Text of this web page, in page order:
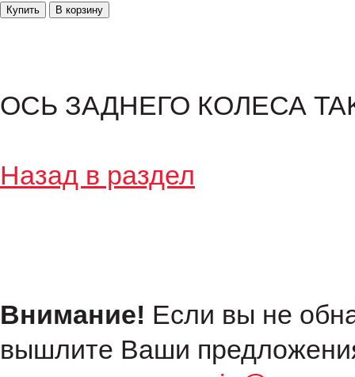
ОСЬ ЗАДНЕГО КОЛЕСА
Назад в раздел
Внимание! Если вы не
вышлите Ваши